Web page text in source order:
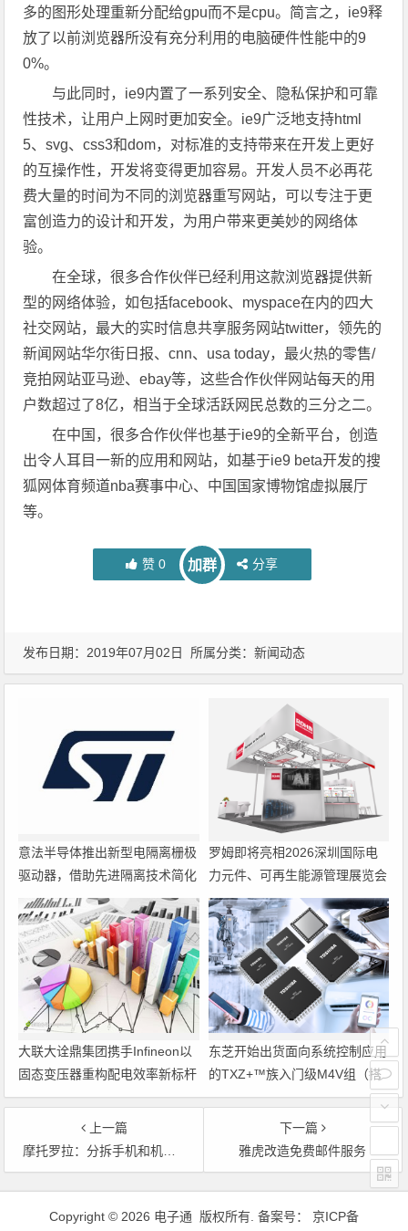
多的图形处理重新分配给gpu而不是cpu。简言之，ie9释
放了以前浏览器所没有充分利用的电脑硬件性能中的9
0%。
与此同时，ie9内置了一系列安全、隐私保护和可靠
性技术，让用户上网时更加安全。ie9广泛地支持html
5、svg、css3和dom，对标准的支持带来在开发上更好
的互操作性，开发将变得更加容易。开发人员不必再花
费大量的时间为不同的浏览器重写网站，可以专注于更
富创造力的设计和开发，为用户带来更美妙的网络体
验。
在全球，很多合作伙伴已经利用这款浏览器提供新
型的网络体验，如包括facebook、myspace在内的四大
社交网站，最大的实时信息共享服务网站twitter，领先的
新闻网站华尔街日报、cnn、usa today，最火热的零售/
竞拍网站亚马逊、ebay等，这些合作伙伴网站每天的用
户数超过了8亿，相当于全球活跃网民总数的三分之二。
在中国，很多合作伙伴也基于ie9的全新平台，创造
出令人耳目一新的应用和网站，如基于ie9 beta开发的搜
狐网体育频道nba赛事中心、中国国家博物馆虚拟展厅
等。
赞 0 加群 分享
发布日期：2019年07月02日 所属分类：新闻动态
意法半导体推出新型电隔离栅极
驱动器，借助先进隔离技术简化
电源设计
罗姆即将亮相2026深圳国际电
力元件、可再生能源管理展览会
暨研讨会
大联大诠鼎集团携手Infineon以
固态变压器重构配电效率新标杆
东芝开始出货面向系统控制应用
的TXZ+™族入门级M4V组（搭
载Arm Cortex‑M4内核的标准微
控制器）工程样品
上一篇
摩托罗拉：分拆手机和机顶盒部门
下一篇
雅虎改造免费邮件服务
文章导航
Copyright © 2026 电子通 版权所有. 备案号： 京ICP备